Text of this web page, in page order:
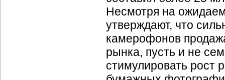
Несмотря на
утверждают, что
камерофонов
рынка, пусть и не
стимулировать рост